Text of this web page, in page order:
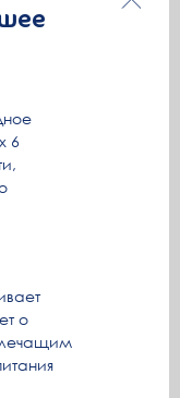
насморк у
В
6
о
лечащим